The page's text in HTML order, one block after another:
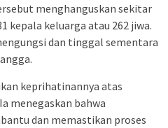
menghanguskan sekitar
kepala keluarga atau 262 jiwa.
dan tinggal sementara
keprihatinannya atas
menegaskan bahwa
dan memastikan proses